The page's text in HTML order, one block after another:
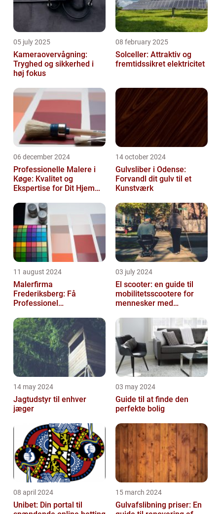
05 july 2025
Kameraovervågning:
Tryghed og sikkerhed i
høj fokus
08 february 2025
Solceller: Attraktiv og
fremtidssikret elektricitet
06 december 2024
Professionelle Malere i
Køge: Kvalitet og
Ekspertise for Dit Hjem
14 october 2024
Gulvsliber i Odense:
Forvandl dit gulv til et
Kunstværk
11 august 2024
Malerfirma
Frederiksberg: Få
Professionel
eller virksomhed
03 july 2024
El scooter: en guide til
mobilitetsscootere for
mennesker med
14 may 2024
Jagtudstyr til enhver
jæger
03 may 2024
Guide til at finde den
perfekte bolig
08 april 2024
Unibet: Din portal til
15 march 2024
Gulvafslibning priser: En